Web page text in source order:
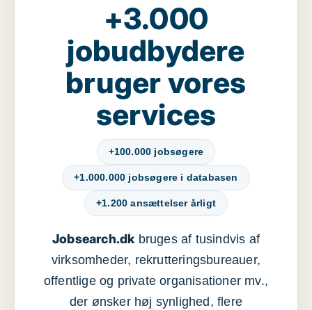
+3.000
jobudbydere
bruger vores
services
+100.000 jobsøgere
+1.000.000 jobsøgere i databasen
+1.200 ansættelser årligt
Jobsearch.dkbruges af tusindvis af
virksomheder, rekrutteringsbureauer,
offentlige og private organisationer mv.,
der ønsker høj synlighed, flere